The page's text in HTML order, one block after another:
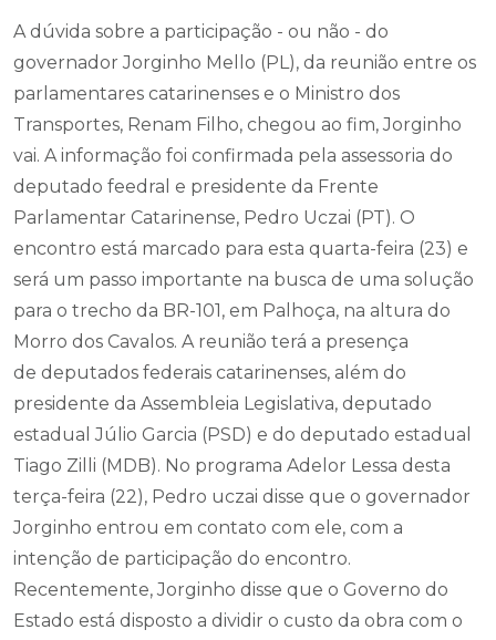
A dúvida sobre a participação - ou não - do
governador Jorginho Mello (PL), da reunião entre os
parlamentares catarinenses e o Ministro dos
Transportes, Renam Filho, chegou ao fim, Jorginho
vai. A informação foi confirmada pela assessoria do
deputado feedral e presidente da Frente
Parlamentar Catarinense, Pedro Uczai (PT). O
encontro está marcado para esta quarta-feira (23) e
será um passo importante na busca de uma solução
para o trecho da BR-101, em Palhoça, na altura do
Morro dos Cavalos. A reunião terá a presença
de deputados federais catarinenses, além do
presidente da Assembleia Legislativa, deputado
estadual Júlio Garcia (PSD) e do deputado estadual
Tiago Zilli (MDB). No programa Adelor Lessa desta
terça-feira (22), Pedro uczai disse que o governador
Jorginho entrou em contato com ele, com a
intenção de participação do encontro.
Recentemente, Jorginho disse que o Governo do
Estado está disposto a dividir o custo da obra com o